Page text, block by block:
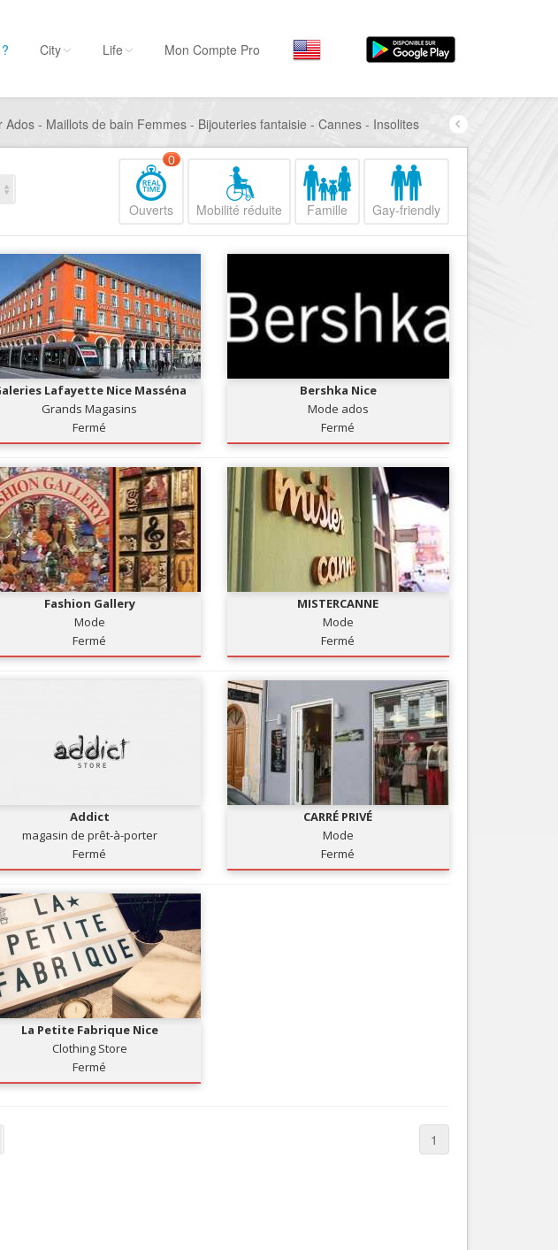
Par activité
Hôtels, ...
Visiter
Commerces
Mode, ...
Plages, sports, ...
Tourisme, ...
Par quartiers
Nice Promenade du
Nice le Port
Nice le Vieux Nice
Nice les Collines Niçoises
Nice le petit Marais Niçois
Nice la plaine du Var
Nice Aéroport
City Life Mon Compte Pro
Ados - Maillots de bain Femmes - Bijouteries fantaisie - Cannes - Insolites
Ouverts
0
Mobilité réduite Famille Gay-friendly
Lafayette Nice Masséna
Grands Magasins
Fermé
Bershka Nice
Mode ados
Fermé
Fashion Gallery
Mode
Fermé
MISTERCANNE
Mode
Fermé
Addict
magasin de prêt-à-porter
Fermé
CARRÉ PRIVÉ
Mode
Fermé
La Petite Fabrique Nice
Clothing Store
Fermé
1